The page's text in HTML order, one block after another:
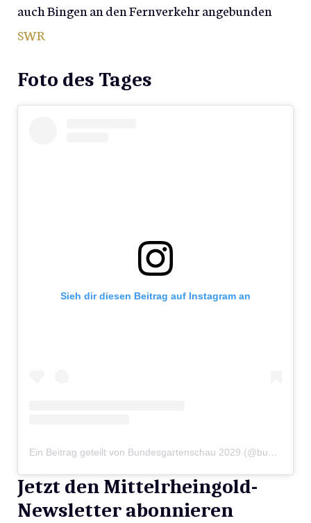
auch Bingen an den Fernverkehr angebunden
SWR
Foto des Tages
Sieh dir diesen Beitrag auf Instagram an
Ein Beitrag geteilt von Bundesgartenschau 2029 (@buga_2029)
Jetzt den Mittelrheingold-
Newsletter abonnieren